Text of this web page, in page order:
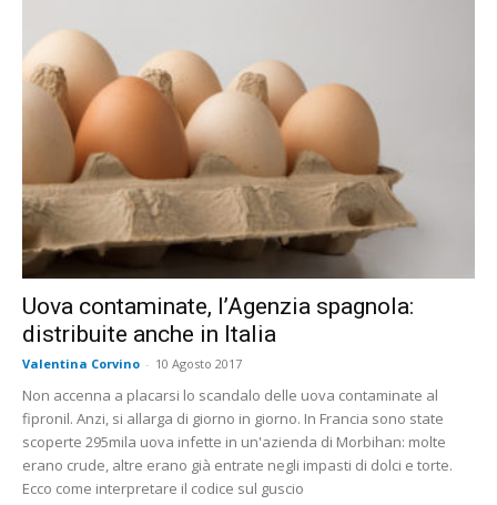
Uova contaminate, l’Agenzia spagnola:
distribuite anche in Italia
Valentina Corvino - 10 Agosto 2017
Non accenna a placarsi lo scandalo delle uova contaminate al
fipronil. Anzi, si allarga di giorno in giorno. In Francia sono state
scoperte 295mila uova infette in un'azienda di Morbihan: molte
erano crude, altre erano già entrate negli impasti di dolci e torte.
Ecco come interpretare il codice sul guscio